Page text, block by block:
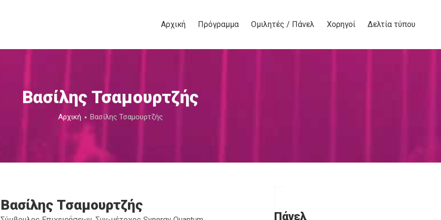
Αρχική Πρόγραμμα Ομιλητές / Πάνελ Χορηγοί Δελτία τύπου
Βασίλης Τσαμουρτζής
Αρχική Βασίλης Τσαμουρτζής
Βασίλης Τσαμουρτζής
Πάνελ